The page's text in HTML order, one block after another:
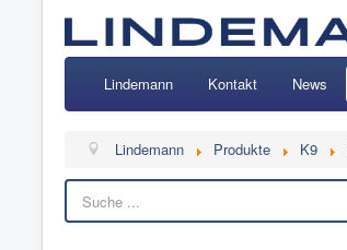
Lindemann Kontakt News
Lindemann Produkte K9